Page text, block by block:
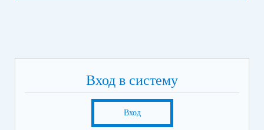
Вход в систему
Вход